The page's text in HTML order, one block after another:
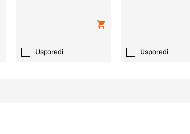
Usporedi Usporedi